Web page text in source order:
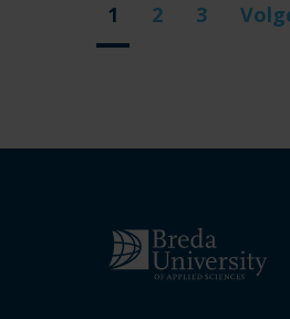
Huidige
pagina
1 Page
2 Page
3